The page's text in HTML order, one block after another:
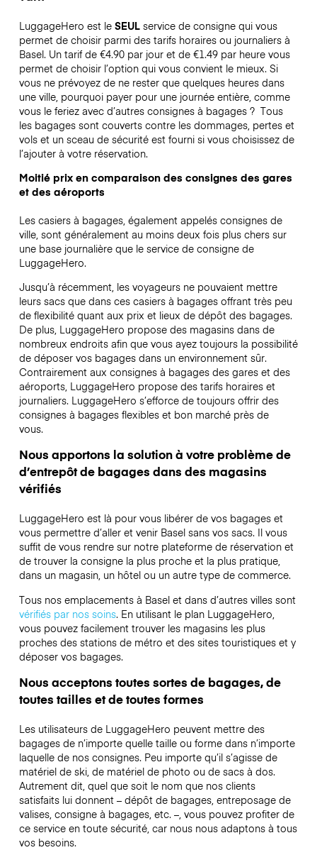
LuggageHero est le SEULservice de consigne qui vous
permet de choisir parmi des tarifs horaires ou journaliers à
Basel. Un tarif de €4.90 par jour et de €1.49 par heure vous
permet de choisir l’option qui vous convient le mieux. Si
vous ne prévoyez de ne rester que quelques heures dans
une ville, pourquoi payer pour une journée entière, comme
vous le feriez avec d’autres consignes à bagages ? Tous
les bagages sont couverts contre les dommages, pertes et
vols et un sceau de sécurité est fourni si vous choisissez de
l’ajouter à votre réservation.
Moitié prix en comparaison des consignes des gares
et des aéroports
Les casiers à bagages, également appelés consignes de
ville, sont généralement au moins deux fois plus chers sur
une base journalière que le service de consigne de
LuggageHero.
Jusqu’à récemment, les voyageurs ne pouvaient mettre
leurs sacs que dans ces casiers à bagages offrant très peu
de flexibilité quant aux prix et lieux de dépôt des bagages.
De plus, LuggageHero propose des magasins dans de
nombreux endroits afin que vous ayez toujours la possibilité
de déposer vos bagages dans un environnement sûr.
Contrairement aux consignes à bagages des gares et des
aéroports, LuggageHero propose des tarifs horaires et
journaliers. LuggageHero s’efforce de toujours offrir des
consignes à bagages flexibles et bon marché près de
vous.
Nous apportons la solution à votre problème de
d’entrepôt de bagages dans des magasins
vérifiés
LuggageHero est là pour vous libérer de vos bagages et
vous permettre d’aller et venir Basel sans vos sacs. Il vous
suffit de vous rendre sur notre plateforme de réservation et
de trouver la consigne la plus proche et la plus pratique,
dans un magasin, un hôtel ou un autre type de commerce.
Tous nos emplacements à Basel et dans d’autres villes sont
vérifiés par nos soins. En utilisant le plan LuggageHero,
vous pouvez facilement trouver les magasins les plus
proches des stations de métro et des sites touristiques et y
déposer vos bagages.
Nous acceptons toutes sortes de bagages, de
toutes tailles et de toutes formes
Les utilisateurs de LuggageHero peuvent mettre des
bagages de n’importe quelle taille ou forme dans n’importe
laquelle de nos consignes. Peu importe qu’il s’agisse de
matériel de ski, de matériel de photo ou de sacs à dos.
Autrement dit, quel que soit le nom que nos clients
satisfaits lui donnent – dépôt de bagages, entreposage de
valises, consigne à bagages, etc. –, vous pouvez profiter de
ce service en toute sécurité, car nous nous adaptons à tous
vos besoins.